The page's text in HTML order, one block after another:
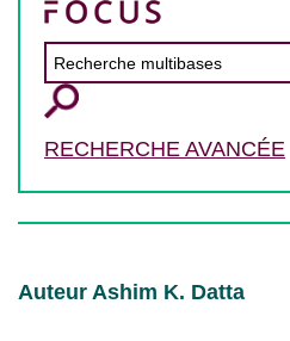
RECHERCHE AVANCÉE
Auteur Ashim K. Datta